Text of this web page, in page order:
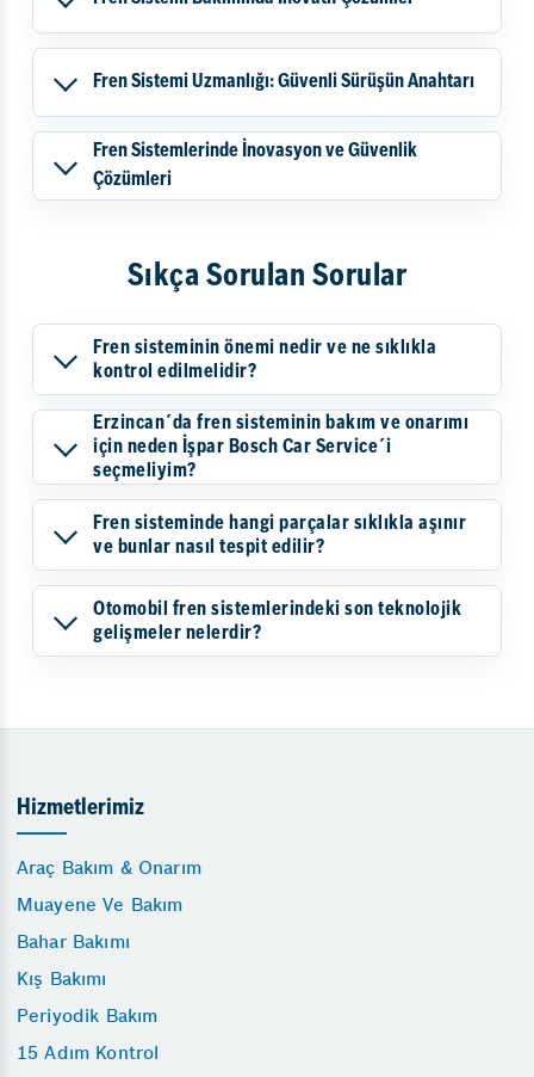
Fren Sistemi Uzmanlığı: Güvenli Sürüşün Anahtarı
Fren Sistemlerinde İnovasyon ve Güvenlik
Çözümleri
Sıkça Sorulan Sorular
Fren sisteminin önemi nedir ve ne sıklıkla
kontrol edilmelidir?
Erzincan´da fren sisteminin bakım ve onarımı
için neden İşpar Bosch Car Service´i
seçmeliyim?
Fren sisteminde hangi parçalar sıklıkla aşınır
ve bunlar nasıl tespit edilir?
Otomobil fren sistemlerindeki son teknolojik
gelişmeler nelerdir?
Hizmetlerimiz
Araç Bakım & Onarım
Muayene Ve Bakım
Bahar Bakımı
Kış Bakımı
Periyodik Bakım
15 Adım Kontrol